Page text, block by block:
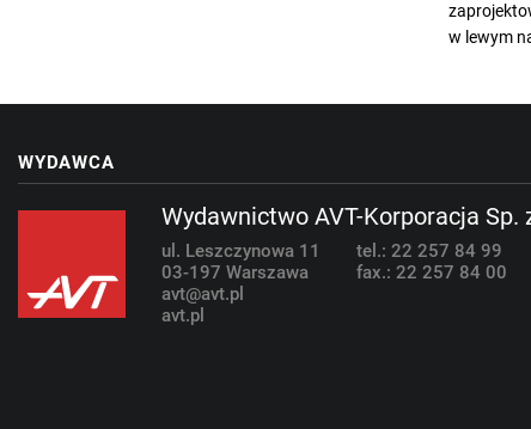
w lewym
WYDAWCA
Wydawnictwo AVT-Korporacja Sp.
ul. Leszczynowa 11
03-197 Warszawa
tel.: 22 257 84 99
fax.: 22 257 84 00
avt@avt.pl
avt.pl